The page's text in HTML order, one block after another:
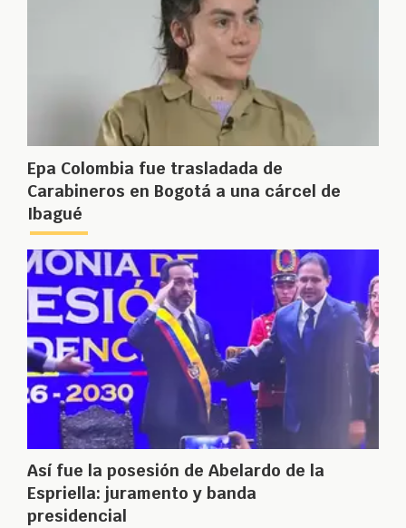
Epa Colombia fue trasladada de
Carabineros en Bogotá a una cárcel de
Ibagué
Así fue la posesión de Abelardo de la
Espriella: juramento y banda
presidencial